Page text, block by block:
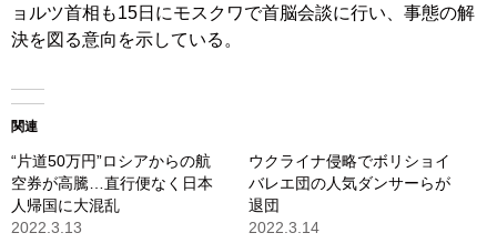
ョルツ首相も15日にモスクワで首脳会談に行い、事態の解
決を図る意向を示している。
関連
“片道50万円”ロシアからの航
空券が高騰…直行便なく日本
人帰国に大混乱
2022.3.13
ウクライナ侵略でボリショイ
バレエ団の人気ダンサーらが
退団
2022.3.14